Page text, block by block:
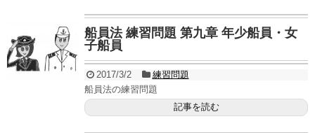
船員法 練習問題 第九章 年少船員・女
子船員
2017/3/2
練習問題
船員法の練習問題
記事を読む